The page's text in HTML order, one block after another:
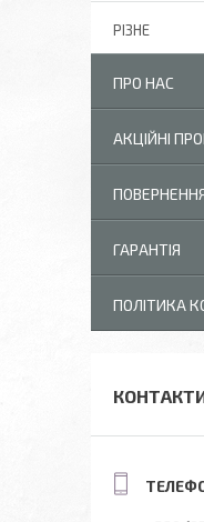
РІЗНЕ
ПРО НАС
АКЦІЙНІ
ГАРАНТІЯ
ПОЛІТИКА